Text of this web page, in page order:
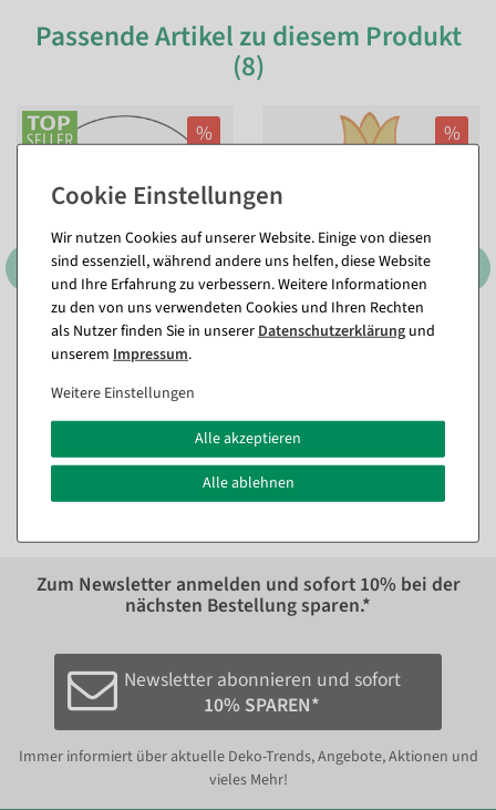
Passende Artikel zu diesem Produkt
(8)
%
3er Set Dekoringe, schwarz
ca. 60 cm Ø, Metall
Sofort versandfähig.
17,79 €
14,95 EUR zzgl. ges. MwSt.
%
Tulpen-Aufsteller gelb aus
7,08 €
Zum Newsletter anmelden und sofort 10% bei der
nächsten Bestellung sparen.*
Newsletter abonnieren und sofort
10% SPAREN*
Immer informiert über aktuelle Deko-Trends, Angebote, Aktionen und
vieles Mehr!
Wir nutzen Cookies auf unserer Website. Einige von diesen
sind essenziell, während andere uns helfen, diese Website
und Ihre Erfahrung zu verbessern. Weitere Informationen
zu den von uns verwendeten Cookies und Ihren Rechten
als Nutzer finden Sie in unsererDaten­schutz­erklärung und
unserem Impressum.
Weitere Einstellungen
Alle akzeptieren
Alle ablehnen